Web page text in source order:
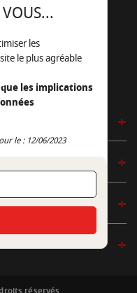
09
e-mailles
le plus agréable
les implications
le : 12/06/2023